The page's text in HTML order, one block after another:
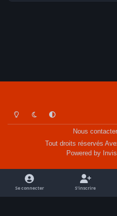
Light ModeDark ModeSystem Preference
Nous contacter
Tout droits réservés
Powered by
Se connecter S’inscrire